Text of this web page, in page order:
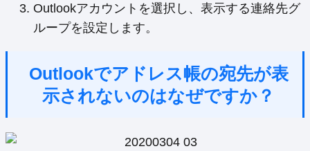
Outlookアカウントを選択し、表示する連絡先グ
ループを設定します。
Outlookでアドレス帳の宛先が表
示されないのはなぜですか？